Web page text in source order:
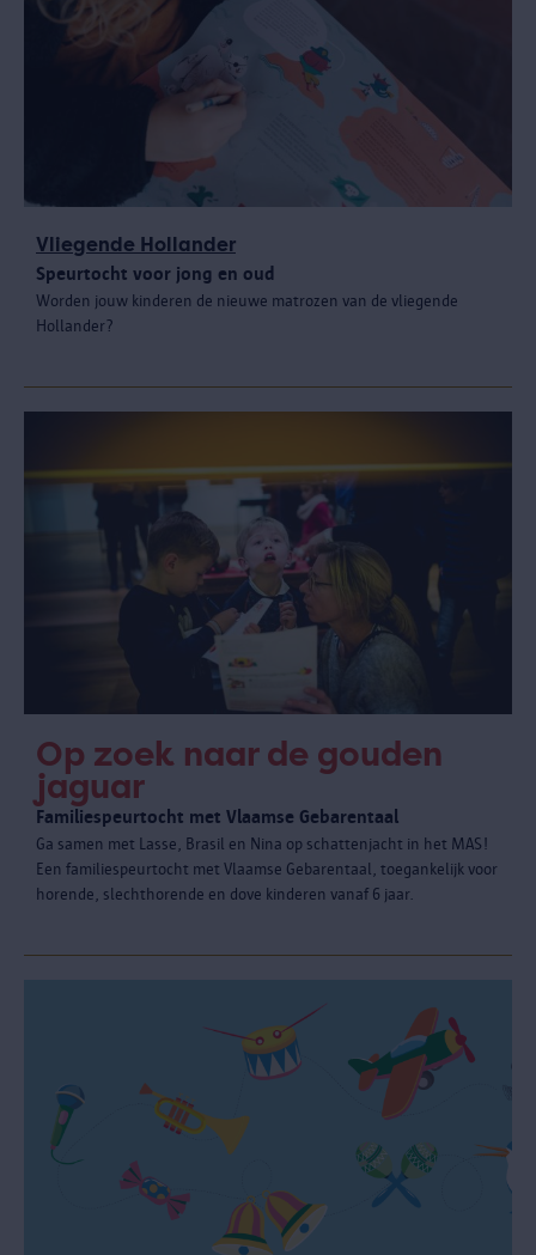
Vliegende Hollander
Speurtocht voor jong en oud
Worden jouw kinderen de nieuwe matrozen van de vliegende
Hollander?
Op zoek naar de gouden
jaguar
Familiespeurtocht met Vlaamse Gebarentaal
Ga samen met Lasse, Brasil en Nina op schattenjacht in het MAS!
Een familiespeurtocht met Vlaamse Gebarentaal, toegankelijk voor
horende, slechthorende en dove kinderen vanaf 6 jaar.